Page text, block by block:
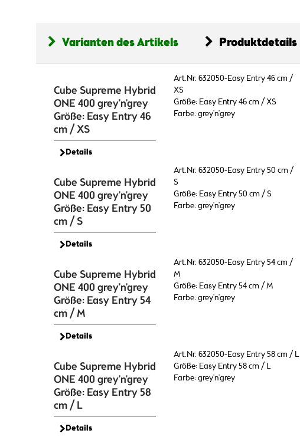
Varianten des Artikels Produktdetails
Cube Supreme Hybrid
ONE 400 grey'n'grey
Größe: Easy Entry 46
cm / XS
Details
Art.Nr. 632050-Easy Entry 46 cm /
XS
Größe: Easy Entry 46 cm / XS
Farbe: grey'n'grey
Cube Supreme Hybrid
ONE 400 grey'n'grey
Größe: Easy Entry 50
cm / S
Details
Art.Nr. 632050-Easy Entry 50 cm /
S
Größe: Easy Entry 50 cm / S
Farbe: grey'n'grey
Cube Supreme Hybrid
ONE 400 grey'n'grey
Größe: Easy Entry 54
cm / M
Details
Art.Nr. 632050-Easy Entry 54 cm /
M
Größe: Easy Entry 54 cm / M
Farbe: grey'n'grey
Cube Supreme Hybrid
ONE 400 grey'n'grey
Größe: Easy Entry 58
cm / L
Details
Art.Nr. 632050-Easy Entry 58 cm / L
Größe: Easy Entry 58 cm / L
Farbe: grey'n'grey